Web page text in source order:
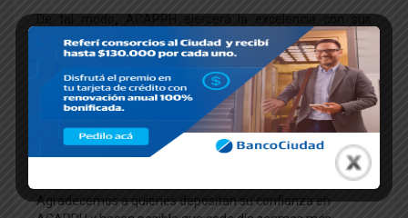
asociados en la capacitación de los colegas y en todo
aquello relacionado a las autoridades de aplicación, con
quien deseamos tener un vínculo sólido, que nos ayude
mutuamente a mejorar la calidad de la actividad
consorcial.
En pocas palabras, ACAPPH, nació para sumar e integrar,
a quienes deseen ejercer con profesionalismo la
Agradecemos a quienes depositan su confianza en